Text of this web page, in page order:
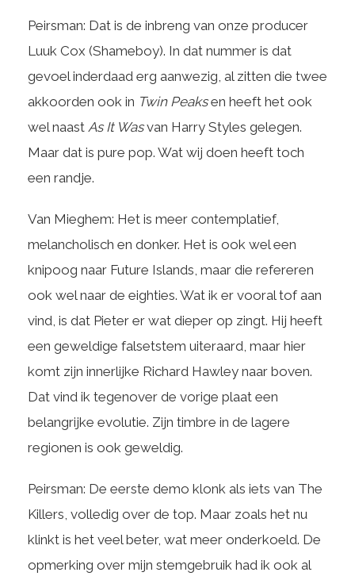
Peirsman: Dat is de inbreng van onze producer
Luuk Cox (Shameboy). In dat nummer is dat
gevoel inderdaad erg aanwezig, al zitten die twee
akkoorden ook in Twin Peaksen heeft het ook
wel naast As It Wasvan Harry Styles gelegen.
Maar dat is pure pop. Wat wij doen heeft toch
een randje.
Van Mieghem: Het is meer contemplatief,
melancholisch en donker. Het is ook wel een
knipoog naar Future Islands, maar die refereren
ook wel naar de eighties. Wat ik er vooral tof aan
vind, is dat Pieter er wat dieper op zingt. Hij heeft
een geweldige falsetstem uiteraard, maar hier
komt zijn innerlijke Richard Hawley naar boven.
Dat vind ik tegenover de vorige plaat een
belangrijke evolutie. Zijn timbre in de lagere
regionen is ook geweldig.
Peirsman: De eerste demo klonk als iets van The
Killers, volledig over de top. Maar zoals het nu
klinkt is het veel beter, wat meer onderkoeld. De
opmerking over mijn stemgebruik had ik ook al